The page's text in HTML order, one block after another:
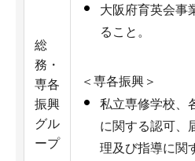
総
務・
専各
振興
グル
ープ
大阪府育英会事
ること。
＜専各振興＞
私立専修学校、
に関する認可、
理及び指導に関